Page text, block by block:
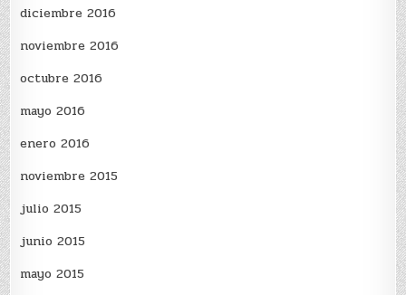
diciembre 2016
noviembre 2016
octubre 2016
mayo 2016
enero 2016
noviembre 2015
julio 2015
junio 2015
mayo 2015